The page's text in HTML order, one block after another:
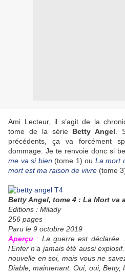
Ami Lecteur, il s’agit de la
tome de la série Betty Angel .
précédents, ça va forcément
dommage. Je te renvoie donc si
me va si bien (tome 1) ou La mort
mort est ma raison de vivre (tome
Betty Angel, tome 4 : La Mort va
Editions : Milady
256 pages
Paru le 9 octobre 2019
Aperçu : La guerre est
l’Enfer n’a jamais été aussi
nouvelle en soi, mais vous ne
Diable, maintenant. Oui, oui, Betty,